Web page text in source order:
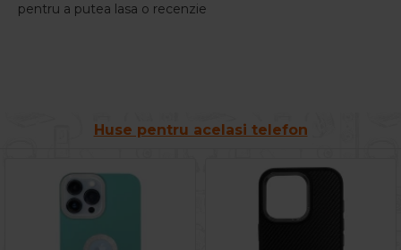
pentru a putea lasa o recenzie
Huse pentru acelasi telefon